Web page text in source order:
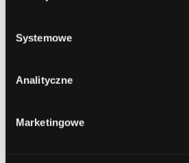
Systemowe
Analityczne
Marketingowe
Zapamiętaj moje dane w tej
kolejnych komentarzy.